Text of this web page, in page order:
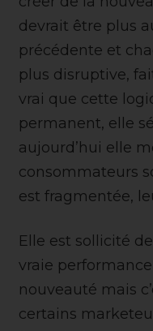
devrait être plus
précédente et
plus disruptive,
vrai que cette
permanent, elle
aujourd’hui elle
consommateurs
est fragmentée,
Elle est sollicité
vraie
nouveauté mais
certains